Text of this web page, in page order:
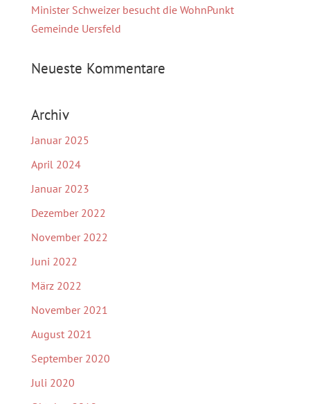
Minister Schweizer besucht die WohnPunkt
Gemeinde Uersfeld
Neueste Kommentare
Archiv
Januar 2025
April 2024
Januar 2023
Dezember 2022
November 2022
Juni 2022
März 2022
November 2021
August 2021
September 2020
Juli 2020